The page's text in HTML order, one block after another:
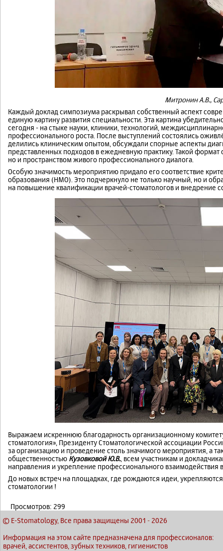
Митронин А.В.,
Каждый доклад симпозиума раскрывал собственный аспект
единую картину развития специальности. Эта картина
сегодня - на стыке науки, клиники, технологий,
профессионального роста. После выступлений состоялись
делились клиническим опытом, обсуждали спорные аспекты
представленных подходов в ежедневную практику. Такой
но и пространством живого профессионального диалога.
Особую значимость мероприятию придало его соответствие
образования (НМО). Это подчеркнуло не только научный, но и
на повышение квалификации врачей-стоматологов и внедрение
Выражаем искреннюю благодарность организационному
стоматология», Президенту Стоматологической ассоциации
за организацию и проведение столь значимого мероприятия, а
общественностью Кузовковой Ю.В., всем участникам и
направления и укрепление профессионального взаимодействия
До новых встреч на площадках, где рождаются идеи,
стоматологии !
Просмотров: 299
© E-Stomatology, Все права защищены 2001 - 2026
Информация на этом сайте предназначена для профессионалов:
врачей, ассистентов, зубных техников, гигиенистов